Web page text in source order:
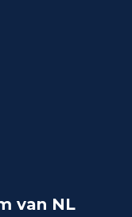
van NL